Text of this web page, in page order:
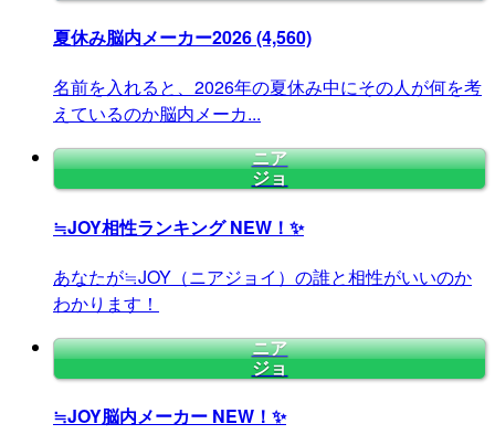
夏休み脳内メーカー2026(4,560)
名前を入れると、2026年の夏休み中にその人が何を考
えているのか脳内メーカ...
ニア
ジョ
≒JOY相性ランキングNEW！✨
あなたが≒JOY（ニアジョイ）の誰と相性がいいのか
わかります！
ニア
ジョ
≒JOY脳内メーカー NEW！✨